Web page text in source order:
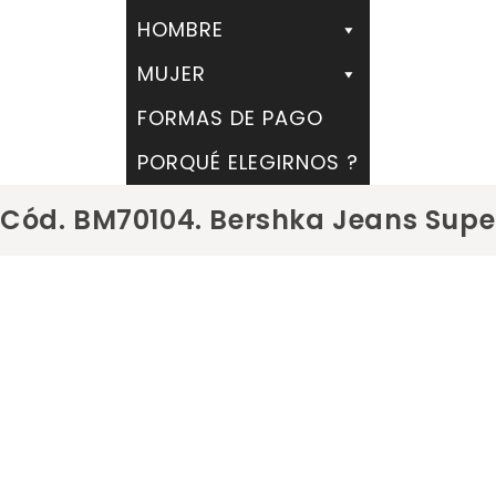
HOMBRE
MUJER
FORMAS DE PAGO
PORQUÉ ELEGIRNOS ?
Cód. BM70104. Bershka Jeans